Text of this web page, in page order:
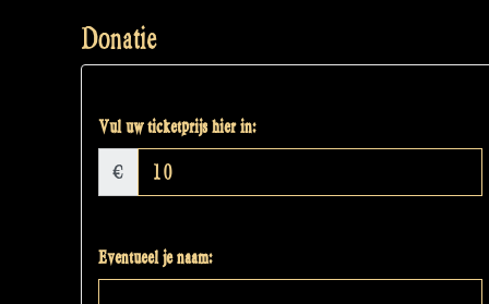
Donatie
Vul uw ticketprijs hier in:
€
Eventueel je naam: